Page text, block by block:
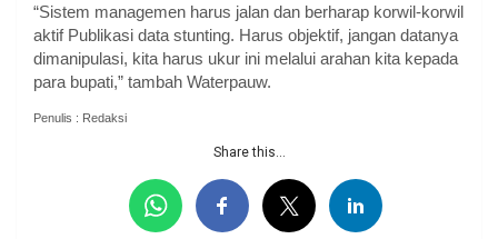
“Sistem managemen harus jalan dan berharap korwil-korwil
aktif Publikasi data stunting. Harus objektif, jangan datanya
dimanipulasi, kita harus ukur ini melalui arahan kita kepada
para bupati,” tambah Waterpauw.
Penulis : Redaksi
Share this...